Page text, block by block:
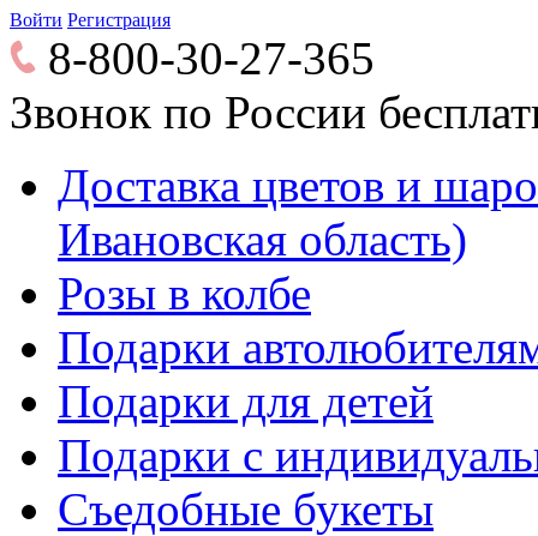
Войти Регистрация
8-800-30-27-365
Звонок по России
Доставка цветов и
Ивановская область)
Розы в колбе
Подарки
Подарки для детей
Подарки с
Съедобные букеты